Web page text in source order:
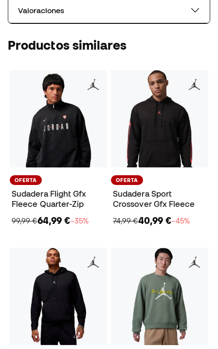
Valoraciones
Productos similares
OFERTA
Sudadera Flight Gfx
Fleece Quarter-Zip
99,99 €64,99 €−35%
OFERTA
Sudadera Sport
Crossover Gfx Fleece
74,99 €40,99 €−45%